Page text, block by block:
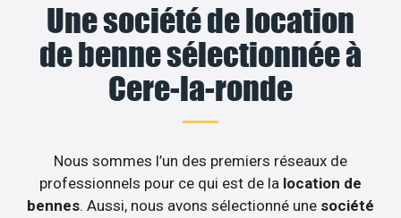
Une société de location
de benne sélectionnée à
Cere-la-ronde
Nous sommes l’un des premiers réseaux de
professionnels pour ce qui est de la location de
bennes. Aussi, nous avons sélectionné une société